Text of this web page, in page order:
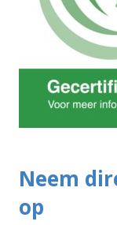
Neem
op